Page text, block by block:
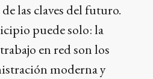
las claves del futuro.
puede solo: la
en red son los
moderna y